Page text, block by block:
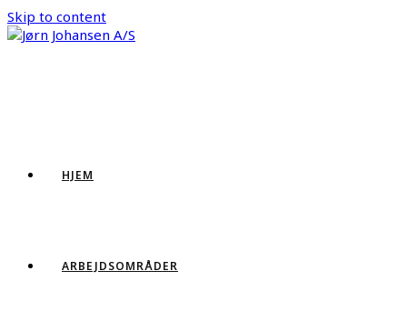
Skip to content
HJEM
ARBEJDSOMRÅDER